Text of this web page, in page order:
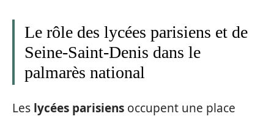
Le rôle des lycées parisiens et de
Seine-Saint-Denis dans le
palmarès national
Les lycées parisiens occupent une place